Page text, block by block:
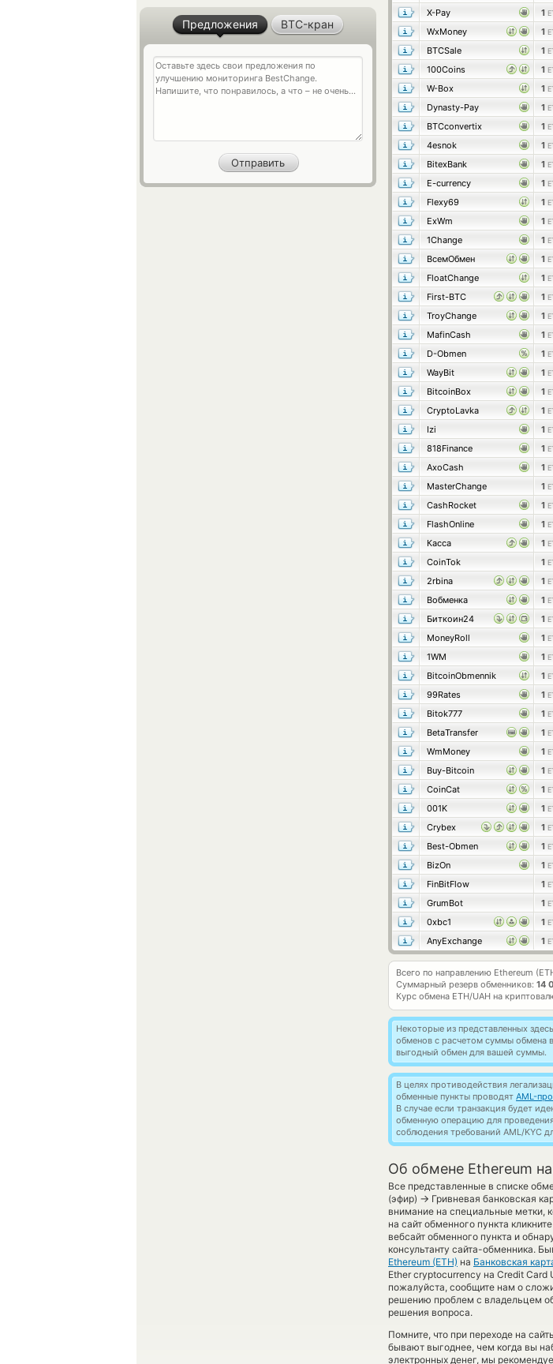
X-Pay
1
WxMoney
1
BTCSale
1
100Coins
1
W-Box
1
Dynasty-Pay
1
BTCconvertix
1
4esnok
1
BitexBank
1
E-currency
1
Flexy69
1
ExWm
1
1Change
1
ВсемОбмен
1
FloatChange
1
First-BTC
1
TroyChange
1
MafinCash
1
D-Obmen
1
WayBit
1
BitcoinBox
1
CryptoLavka
1
Izi
1
818Finance
1
AxoCash
1
MasterChange
1
CashRocket
1
FlashOnline
1
Касса
1
CoinTok
1
2rbina
1
Вобменка
1
Биткоин24
1
MoneyRoll
1
1WM
1
BitcoinObmennik
1
99Rates
1
Bitok777
1
BetaTransfer
1
WmMoney
1
Buy-Bitcoin
1
CoinCat
1
001K
1
Crybex
1
Best-Obmen
1
BizOn
1
FinBitFlow
1
GrumBot
1
0xbc1
1
AnyExchange
1
Всего по направлению Ethereum
Суммарный резерв обменников: 14
Курс обмена ETH/UAH на
Некоторые из представленных
обменов с расчетом суммы обмена
выгодный обмен для вашей суммы.
В целях противодействия
обменные пункты проводят AML-
В случае если транзакция будет
обменную операцию для
соблюдения требований AML/KYC
Об обмене Ethereum
Все представленные в списке
(эфир) → Гривневая банковская
внимание на специальные метки,
на сайт обменного пункта
вебсайт обменного пункта и
консультанту сайта-обменника.
Ethereum (ETH) на Банковская
Ether cryptocurrency на Credit Card
пожалуйста, сообщите нам о
решению проблем с владельцем
решения вопроса.
Помните, что при переходе на
бывают выгоднее, чем когда вы
электронных денег, мы
Предложения BTC-кран